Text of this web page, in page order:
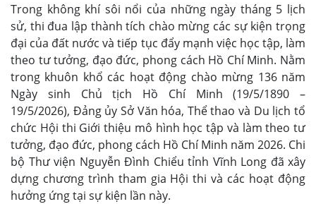
Trong không khí sôi nổi của những ngày tháng 5 lịch
sử, thi đua lập thành tích chào mừng các sự kiện trọng
đại của đất nước và tiếp tục đẩy mạnh việc học tập, làm
theo tư tưởng, đạo đức, phong cách Hồ Chí Minh. Nằm
trong khuôn khổ các hoạt động chào mừng 136 năm
Ngày sinh Chủ tịch Hồ Chí Minh (19/5/1890 –
19/5/2026), Đảng ủy Sở Văn hóa, Thể thao và Du lịch tổ
chức Hội thi Giới thiệu mô hình học tập và làm theo tư
tưởng, đạo đức, phong cách Hồ Chí Minh năm 2026. Chi
bộ Thư viện Nguyễn Đình Chiểu tỉnh Vĩnh Long đã xây
dựng chương trình tham gia Hội thi và các hoạt động
hưởng ứng tại sự kiện lần này.